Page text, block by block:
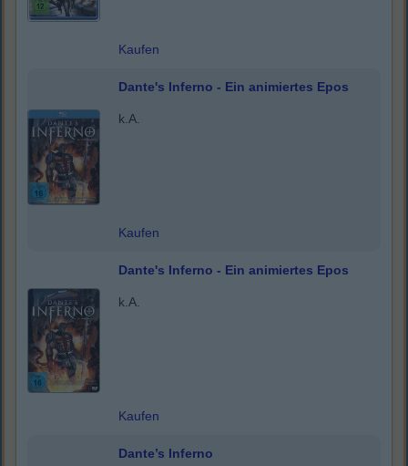
Kaufen
Dante's Inferno - Ein animiertes Epos
k.A.
Kaufen
Dante's Inferno - Ein animiertes Epos
k.A.
Kaufen
Dante’s Inferno